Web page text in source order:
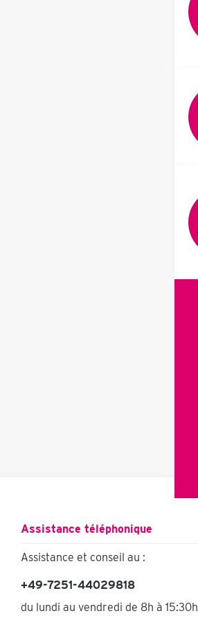
Assistance téléphonique
Assistance et conseil au :
+49-7251-44029818
du lundi au vendredi de 8h à 15:30h